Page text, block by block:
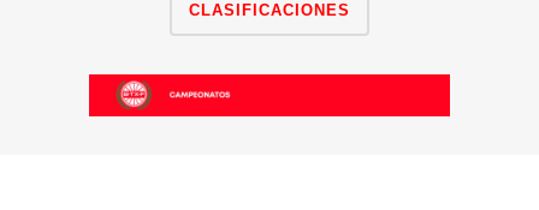
CLASIFICACIONES